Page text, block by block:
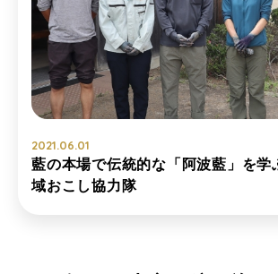
2021.06.01
藍の本場で伝統的な「阿波藍」を学
域おこし協力隊